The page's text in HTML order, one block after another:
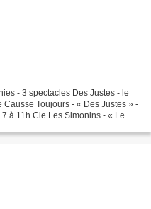
- 3 spectacles Des Justes - le
Toujours - « Des Justes » -
à 11h Cie Les Simonins - « Le